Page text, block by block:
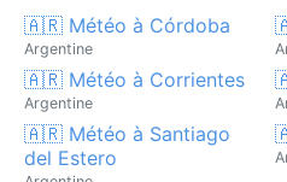
🇦🇷 Météo à Córdoba
Argentine
🇦🇷 Météo à Corrientes
Argentine
🇦🇷 Météo à Santiago
del Estero